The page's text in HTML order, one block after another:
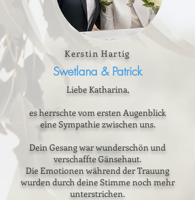
Kerstin Hartig
Swetlana & Patrick
Liebe Katharina,
es herrschte vom ersten Augenblick
eine Sympathie zwischen uns.
Dein Gesang war wunderschön und
verschaffte Gänsehaut.
Die Emotionen während der Trauung
wurden durch deine Stimme noch mehr
unterstrichen.